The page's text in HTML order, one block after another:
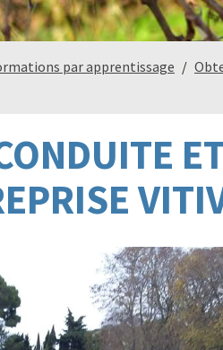
par apprentissage